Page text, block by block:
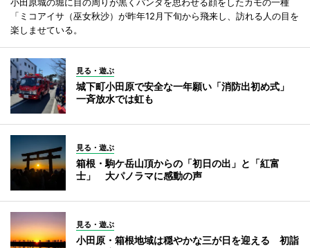
「ミコアイサ（巫女秋沙）が昨年12月下旬から飛来し、訪れる人の目を
楽しませている。
見る・遊ぶ
城下町小田原で安全な一年願い「消防出初め式」
一斉放水では虹も
見る・遊ぶ
箱根・駒ケ岳山頂からの「初日の出」と「紅富
士」 大パノラマに感動の声
見る・遊ぶ
小田原・箱根地域は穏やかな三が日を迎える 初詣